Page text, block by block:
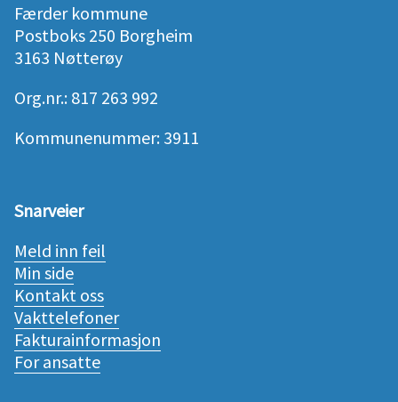
Færder kommune
Postboks 250 Borgheim
3163 Nøtterøy
Org.nr.: 817 263 992
Kommunenummer: 3911
Snarveier
Meld inn feil
Min side
Kontakt oss
Vakttelefoner
Fakturainformasjon
For ansatte